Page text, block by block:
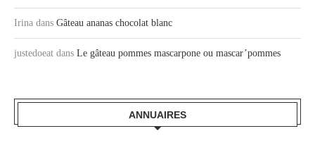
Irina dans Gâteau ananas chocolat blanc
justedoeat dans Le gâteau pommes mascarpone ou mascar’pommes
ANNUAIRES